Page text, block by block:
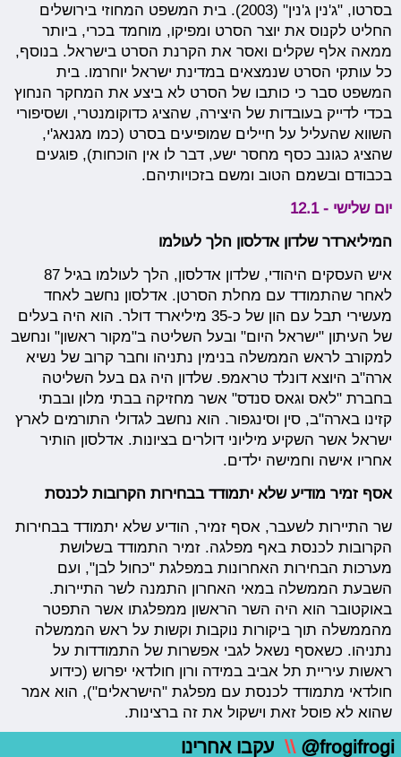
בסרטו, "ג'נין ג'נין" (2003). בית המשפט המחוזי בירושלים
החליט לקנוס את יוצר הסרט ומפיקו, מוחמד בכרי, ביותר
ממאה אלף שקלים ואסר את הקרנת הסרט בישראל. בנוסף,
כל עותקי הסרט שנמצאים במדינת ישראל יוחרמו. בית
המשפט סבר כי כותבו של הסרט לא ביצע את המחקר הנחוץ
בכדי לדייק בעובדות של היצירה, שהציג כדוקומנטרי, ושסיפורי
השווא שהעליל על חיילים שמופיעים בסרט (כמו מגנאג'י,
שהציג כגונב כסף מחסר ישע, דבר לו אין הוכחות), פוגעים
בכבודם ובשמם הטוב ומשם בזכויותיהם.
יום שלישי - 12.1
המיליארדר שלדון אדלסון הלך לעולמו
איש העסקים היהודי, שלדון אדלסון, הלך לעולמו בגיל 87
לאחר שהתמודד עם מחלת הסרטן. אדלסון נחשב לאחד
מעשירי תבל עם הון של כ-35 מיליארד דולר. הוא היה בעלים
של העיתון "ישראל היום" ובעל השליטה ב"מקור ראשון" ונחשב
למקורב לראש הממשלה בנימין נתניהו וחבר קרוב של נשיא
ארה"ב היוצא דונלד טראמפ. שלדון היה גם בעל השליטה
בחברת "לאס וגאס סנדס" אשר מחזיקה בבתי מלון ובבתי
קזינו בארה"ב, סין וסינגפור. הוא נחשב לגדולי התורמים לארץ
ישראל אשר השקיע מיליוני דולרים בציונות. אדלסון הותיר
אחריו אישה וחמישה ילדים.
אסף זמיר מודיע שלא יתמודד בבחירות הקרובות לכנסת
שר התיירות לשעבר, אסף זמיר, הודיע שלא יתמודד בבחירות
הקרובות לכנסת באף מפלגה. זמיר התמודד בשלושת
מערכות הבחירות האחרונות במפלגת "כחול לבן", ועם
השבעת הממשלה במאי האחרון התמנה לשר התיירות.
באוקטובר הוא היה השר הראשון ממפלגתו אשר התפטר
מהממשלה תוך ביקורות נוקבות וקשות על ראש הממשלה
נתניהו. כשאסף נשאל לגבי אפשרות של התמודדות על
ראשות עיריית תל אביב במידה ורון חולדאי יפרוש (כידוע
חולדאי מתמודד לכנסת עם מפלגת "הישראלים"), הוא אמר
שהוא לא פוסל זאת וישקול את זה ברצינות.
@frogifrogi
\\ עקבו אחרינו